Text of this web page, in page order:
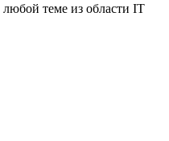
теме из области IT